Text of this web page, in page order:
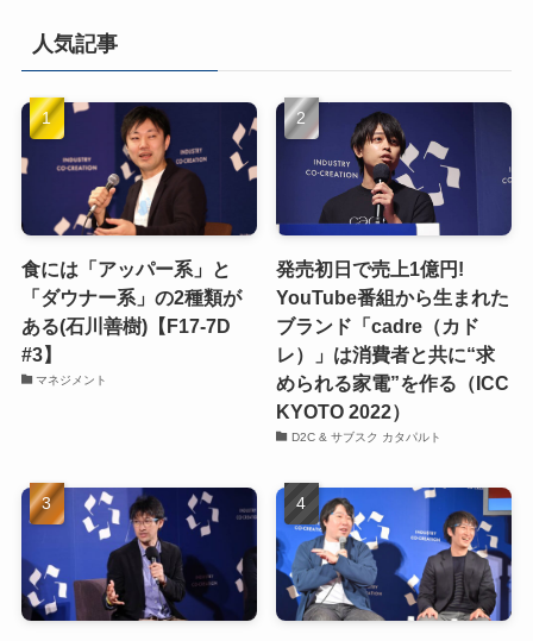
人気記事
食には「アッパー系」と
「ダウナー系」の2種類が
ある(石川善樹)【F17-7D
#3】
マネジメント
発売初日で売上1億円!
YouTube番組から生まれた
ブランド「cadre（カド
レ）」は消費者と共に“求
められる家電”を作る（ICC
KYOTO 2022）
D2C & サブスク カタパルト